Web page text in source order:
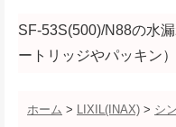
SF-53S(500)/N88の水
ートリッジやパッキン
ホーム > LIXIL(INAX) > シ